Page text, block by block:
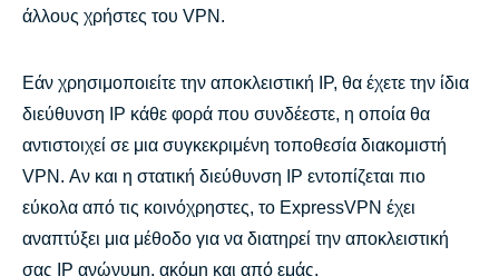
Πώς να ενεργοποιήσετε την αποκλειστική IP σε
Είναι η αποκλειστική IP κατάλληλη λύση για εσάς;
Πώς το ExpressVPN ενισχύει την εμπιστοσύνη και την
αξιοπιστία
άλλους χρήστες του VPN.
Εάν χρησιμοποιείτε την αποκλειστική IP, θα έχετε την ίδια
διεύθυνση IP κάθε φορά που συνδέεστε, η οποία θα
αντιστοιχεί σε μια συγκεκριμένη τοποθεσία διακομιστή
VPN. Αν και η στατική διεύθυνση IP εντοπίζεται πιο
εύκολα από τις κοινόχρηστες, το ExpressVPN έχει
αναπτύξει μια μέθοδο για να διατηρεί την αποκλειστική
σας IP ανώνυμη, ακόμη και από εμάς.